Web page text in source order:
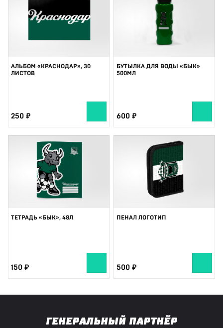
АЛЬБОМ «КРАСНОДАР», 30
ЛИСТОВ
250
БУТЫЛКА ДЛЯ ВОДЫ «БЫК»
500МЛ
600
ТЕТРАДЬ «БЫК», 48Л
150
ПЕНАЛ ЛОГОТИП
500
ГЕНЕРАЛЬНЫЙ ПАРТНЁР